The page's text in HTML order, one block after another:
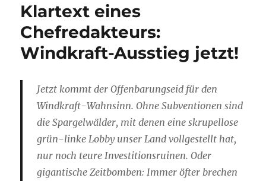
Klartext eines
Chefredakteurs:
Windkraft-Ausstieg jetzt!
Jetzt kommt der Offenbarungseid für den
Windkraft-Wahnsinn. Ohne Subventionen sind
die Spargelwälder, mit denen eine skrupellose
grün-linke Lobby unser Land vollgestellt hat,
nur noch teure Investitionsruinen. Oder
gigantische Zeitbomben: Immer öfter brechen